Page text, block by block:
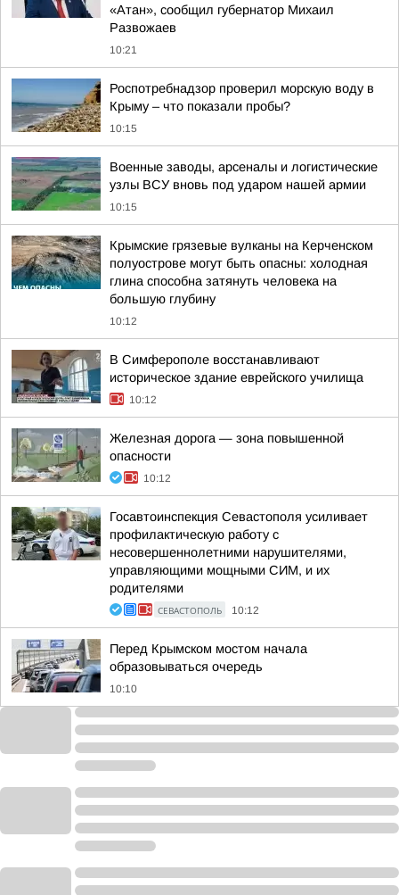
«Атан», сообщил губернатор Михаил
Развожаев
10:21
Роспотребнадзор проверил морскую воду в
Крыму – что показали пробы?
10:15
Военные заводы, арсеналы и логистические
узлы ВСУ вновь под ударом нашей армии
10:15
Крымские грязевые вулканы на Керченском
полуострове могут быть опасны: холодная
глина способна затянуть человека на
большую глубину
10:12
В Симферополе восстанавливают
историческое здание еврейского училища
10:12
Железная дорога — зона повышенной
опасности
10:12
Госавтоинспекция Севастополя усиливает
профилактическую работу с
несовершеннолетними нарушителями,
управляющими мощными СИМ, и их
родителями
СЕВАСТОПОЛЬ 10:12
Перед Крымском мостом начала
образовываться очередь
10:10